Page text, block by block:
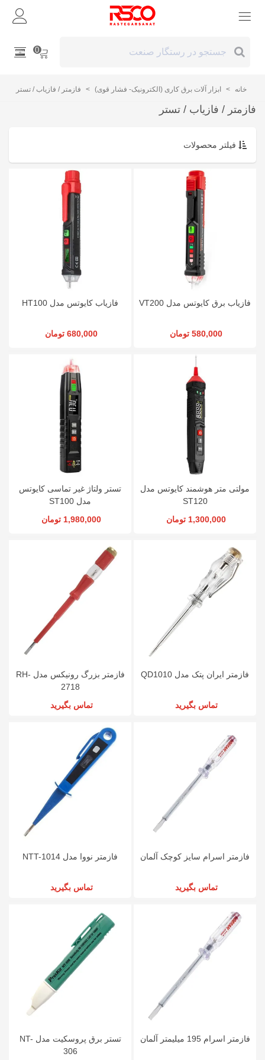
0
خانه > ابزار آلات برق کاری (الکترونیک- فشار قوی) > فازمتر / فازیاب / تستر
فازمتر / فازیاب / تستر
فیلتر محصولات
فازیاب برق کایوتس مدل VT200
580,000 تومان
فازیاب کایوتس مدل HT100
680,000 تومان
مولتی متر هوشمند کایوتس مدل
ST120
1,300,000 تومان
تستر ولتاژ غیر تماسی کایوتس
مدل ST100
1,980,000 تومان
فازمتر ایران پتک مدل QD1010
تماس بگیرید
فازمتر بزرگ رونیکس مدل RH-
2718
تماس بگیرید
فازمتر اسرام سایز کوچک آلمان
تماس بگیرید
فازمتر نووا مدل NTT-1014
تماس بگیرید
فازمتر اسرام 195 میلیمتر آلمان
تستر برق پروسکیت مدل NT-
306